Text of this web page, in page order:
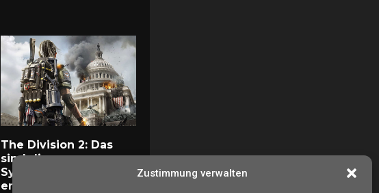
Zustimmung verwalten
The Division 2: Das
sind die
Systemvoraussetzung
en